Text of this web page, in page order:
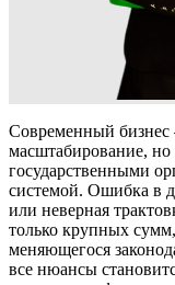
Современный
масштабирование, но
государственными
системой. Ошибка в
или неверная
только крупных
меняющегося
все нюансы